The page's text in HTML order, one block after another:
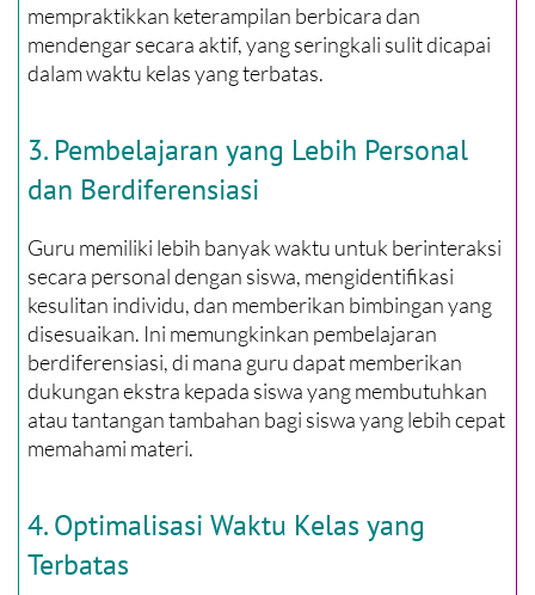
mempraktikkan keterampilan berbicara dan
mendengar secara aktif, yang seringkali sulit dicapai
dalam waktu kelas yang terbatas.
3. Pembelajaran yang Lebih Personal
dan Berdiferensiasi
Guru memiliki lebih banyak waktu untuk berinteraksi
secara personal dengan siswa, mengidentifikasi
kesulitan individu, dan memberikan bimbingan yang
disesuaikan. Ini memungkinkan pembelajaran
berdiferensiasi, di mana guru dapat memberikan
dukungan ekstra kepada siswa yang membutuhkan
atau tantangan tambahan bagi siswa yang lebih cepat
memahami materi.
4. Optimalisasi Waktu Kelas yang
Terbatas